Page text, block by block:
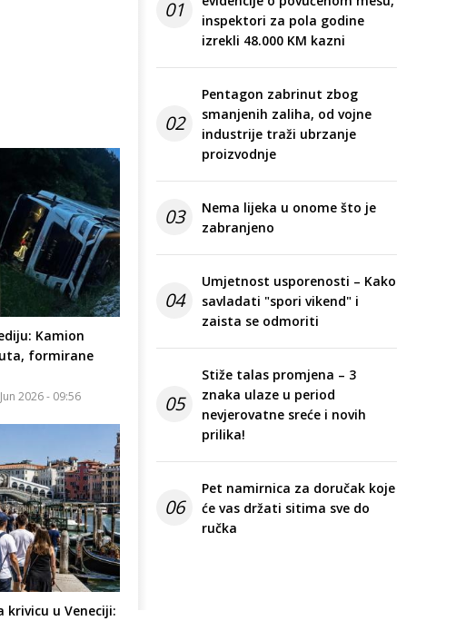
Kamion
formirane
2026 - 09:56
krivicu u Veneciji:
01
inspektori za pola godine
izrekli 48.000 KM kazni
02
Pentagon zabrinut zbog
smanjenih zaliha, od vojne
industrije traži ubrzanje
proizvodnje
03
Nema lijeka u onome što je
zabranjeno
04
Umjetnost usporenosti – Kako
savladati "spori vikend" i
zaista se odmoriti
05
Stiže talas promjena – 3
znaka ulaze u period
nevjerovatne sreće i novih
prilika!
06
Pet namirnica za doručak koje
će vas držati sitima sve do
ručka